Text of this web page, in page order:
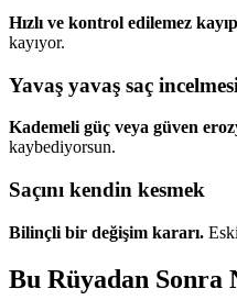
Hızlı ve kontrol edilemez
kayıyor.
Yavaş yavaş saç incelmesi
Kademeli güç veya güven
kaybediyorsun.
Saçını kendin kesmek
Bilinçli bir değişim kararı.
Bu Rüyadan Sonra